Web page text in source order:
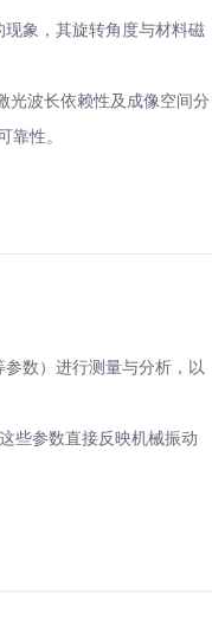
象，其旋转角度与材料磁
光波长依赖性及成像空间分
靠性。
数）进行测量与分析，以
些参数直接反映机械振动